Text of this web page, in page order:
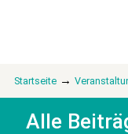
Startseite →
Alle